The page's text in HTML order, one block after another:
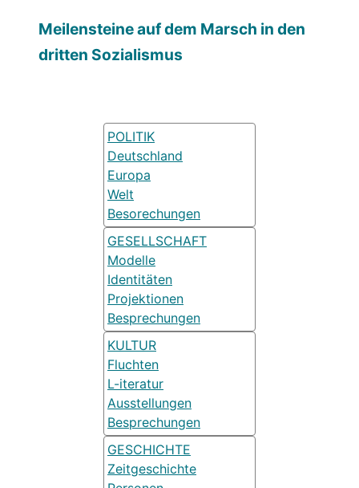
Meilensteine auf dem Marsch in den
dritten Sozialismus
POLITIK
Deutschland
Europa
Welt
Besorechungen
GESELLSCHAFT
Modelle
Identitäten
Projektionen
Besprechungen
KULTUR
Fluchten
L-iteratur
Ausstellungen
Besprechungen
GESCHICHTE
Zeitgeschichte